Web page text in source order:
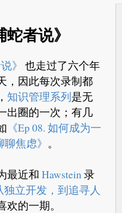
者说》
》 也走过了六个年
，因此每次录制都
知识管理系列是无
出圈的一次；有几
《Ep 08. 如何成为一
聊焦虑》 。
最近和 Hawstein录
独立开发，到追寻人
欢的一期。